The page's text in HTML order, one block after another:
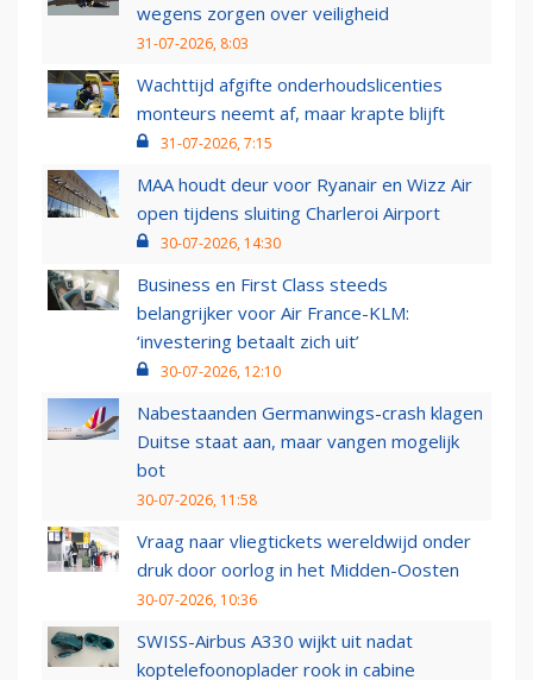
wegens zorgen over veiligheid
31-07-2026, 8:03
Wachttijd afgifte onderhoudslicenties
monteurs neemt af, maar krapte blijft
31-07-2026, 7:15
MAA houdt deur voor Ryanair en Wizz Air
open tijdens sluiting Charleroi Airport
30-07-2026, 14:30
Business en First Class steeds
belangrijker voor Air France-KLM:
‘investering betaalt zich uit’
30-07-2026, 12:10
Nabestaanden Germanwings-crash klagen
Duitse staat aan, maar vangen mogelijk
bot
30-07-2026, 11:58
Vraag naar vliegtickets wereldwijd onder
druk door oorlog in het Midden-Oosten
30-07-2026, 10:36
SWISS-Airbus A330 wijkt uit nadat
koptelefoonoplader rook in cabine